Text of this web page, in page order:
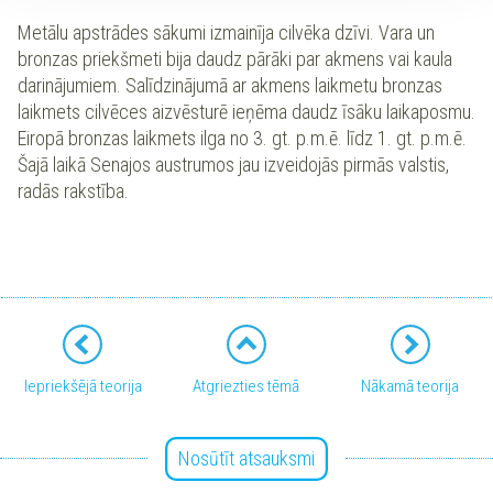
Metālu apstrādes sākumi izmainīja cilvēka dzīvi. Vara un
bronzas priekšmeti bija daudz pārāki par akmens vai kaula
darinājumiem. Salīdzinājumā ar akmens laikmetu bronzas
laikmets cilvēces aizvēsturē ieņēma daudz īsāku laikaposmu.
Eiropā bronzas laikmets ilga no 3. gt. p.m.ē. līdz 1. gt. p.m.ē.
Šajā laikā Senajos austrumos jau izveidojās pirmās valstis,
radās rakstība.
Iepriekšējā teorija Atgriezties tēmā Nākamā teorija
Nosūtīt atsauksmi